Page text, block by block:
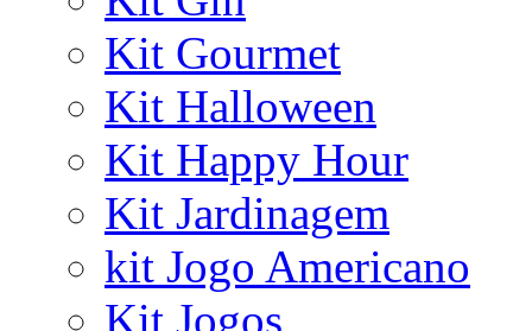
Kit Gourmet
Kit Halloween
Kit Happy Hour
Kit Jardinagem
kit Jogo Americano
Kit Jogos